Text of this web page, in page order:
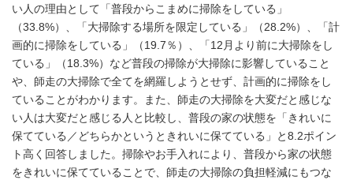
い人の理由として「普段からこまめに掃除をしている」
（33.8%）、「大掃除する場所を限定している」（28.2%）、「計
画的に掃除をしている」（19.7％）、「12月より前に大掃除をし
ている」（18.3%）など普段の掃除が大掃除に影響していること
や、師走の大掃除で全てを網羅しようとせず、計画的に掃除をし
ていることがわかります。また、師走の大掃除を大変だと感じな
い人は大変だと感じる人と比較し、普段の家の状態を「きれいに
保てている／どちらかというときれいに保てている」と8.2ポイン
ト高く回答しました。掃除やお手入れにより、普段から家の状態
をきれいに保てていることで、師走の大掃除の負担軽減にもつな